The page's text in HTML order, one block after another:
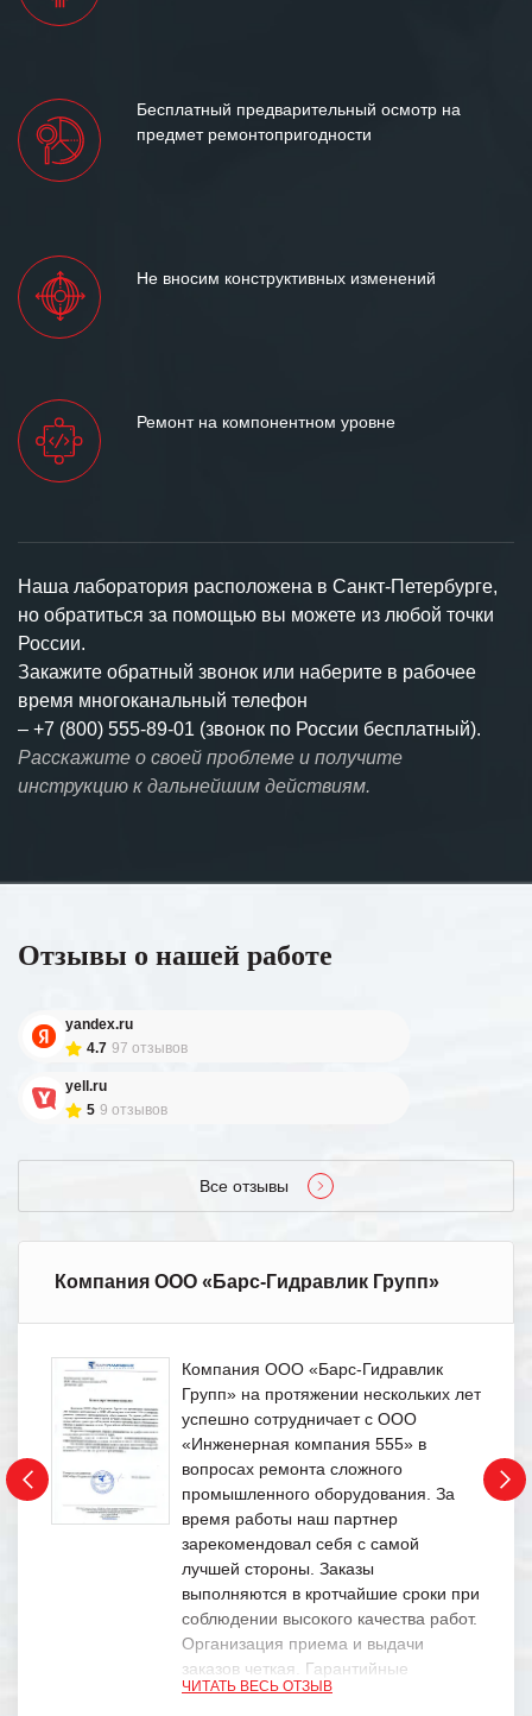
Бесплатный предварительный осмотр на
предмет ремонтопригодности
Не вносим конструктивных изменений
Ремонт на компонентном уровне
Наша лаборатория расположена в Санкт-Петербурге,
но обратиться за помощью вы можете из любой точки
России.
Закажите обратный звонок или наберите в рабочее
время многоканальный телефон
– +7 (800) 555-89-01 (звонок по России бесплатный).
Расскажите о своей проблеме и получите
инструкцию к дальнейшим действиям.
Отзывы о нашей работе
yandex.ru
4.7 97 отзывов
yell.ru
5 9 отзывов
Все отзывы
Компания ООО «Барс-Гидравлик Групп»
Компания ООО «Барс-Гидравлик
Групп» на протяжении нескольких лет
успешно сотрудничает с ООО
«Инженерная компания 555» в
вопросах ремонта сложного
промышленного оборудования. За
время работы наш партнер
зарекомендовал себя с самой
лучшей стороны. Заказы
выполняются в кротчайшие сроки при
соблюдении высокого качества работ.
Организация приема и выдачи
заказов четкая. Гарантийные
обязательства выполняются в
ЧИТАТЬ ВЕСЬ ОТЗЫВ